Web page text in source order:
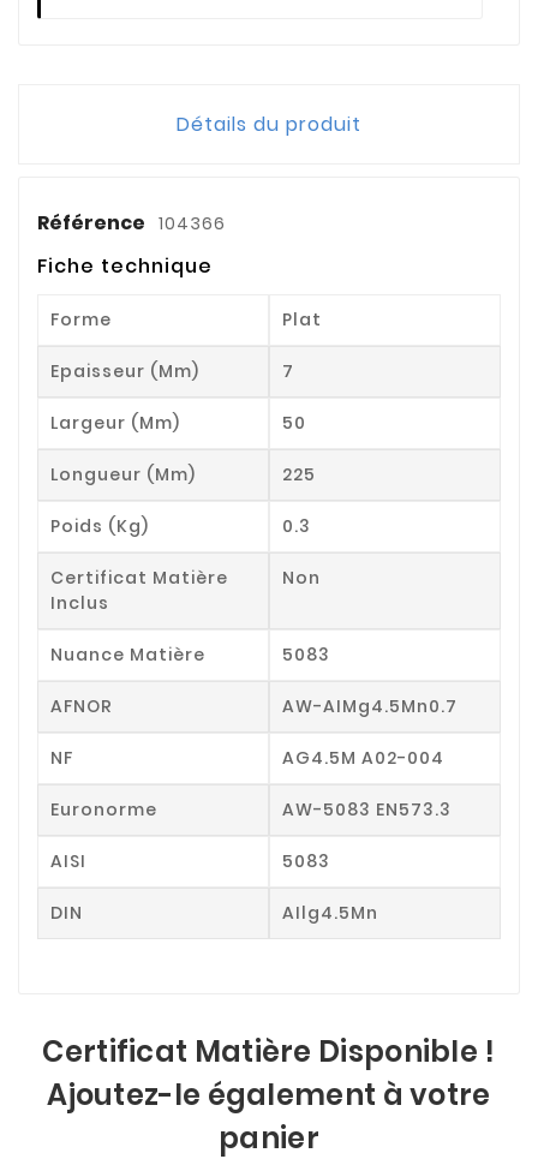
Détails du produit
Référence 104366
Fiche technique
Forme Plat
Epaisseur (mm) 7
Largeur (mm) 50
Longueur (mm) 225
Poids (kg) 0.3
Certificat Matière
Inclus
Non
Nuance Matière 5083
AFNOR AW-AIMg4.5Mn0.7
NF AG4.5M A02-004
Euronorme AW-5083 EN573.3
AISI 5083
DIN AIlg4.5Mn
Certificat Matière Disponible !
Ajoutez-le également à votre
panier